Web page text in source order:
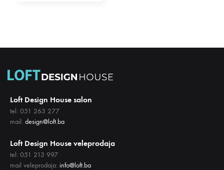
Loft Design House salon
tel: 051 263 277
mail: design@loft.ba
Loft Design House veleprodaja
tel: 051 213 997
mail veleprodaja: info@loft.ba